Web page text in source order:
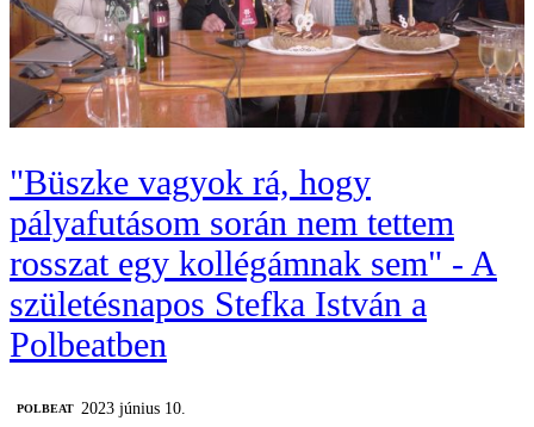
"Büszke vagyok rá, hogy
pályafutásom során nem tettem
rosszat egy kollégámnak sem" - A
születésnapos Stefka István a
Polbeatben
‎POLBEAT
2023 június 10.